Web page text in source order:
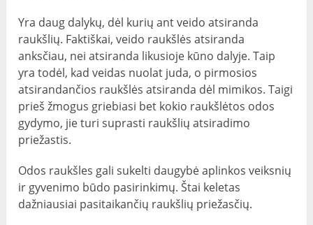
Yra daug dalykų, dėl kurių ant veido atsiranda
raukšlių. Faktiškai, veido raukšlės atsiranda
anksčiau, nei atsiranda likusioje kūno dalyje. Taip
yra todėl, kad veidas nuolat juda, o pirmosios
atsirandančios raukšlės atsiranda dėl mimikos. Taigi
prieš žmogus griebiasi bet kokio raukšlėtos odos
gydymo, jie turi suprasti raukšlių atsiradimo
priežastis.
Odos raukšles gali sukelti daugybė aplinkos veiksnių
ir gyvenimo būdo pasirinkimų. Štai keletas
dažniausiai pasitaikančių raukšlių priežasčių.